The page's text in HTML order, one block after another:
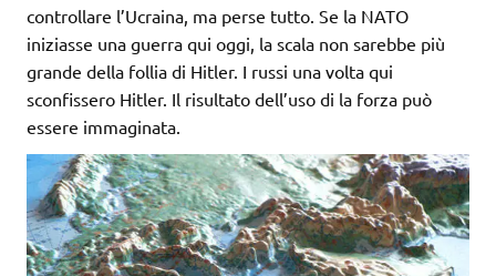
controllare l’Ucraina, ma perse tutto. Se la NATO
iniziasse una guerra qui oggi, la scala non sarebbe più
grande della follia di Hitler. I russi una volta qui
sconfissero Hitler. Il risultato dell’uso di la forza può
essere immaginata.